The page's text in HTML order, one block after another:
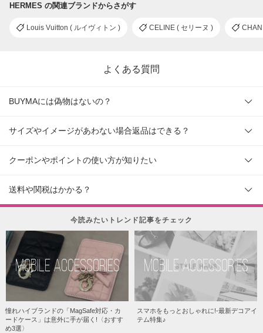
HERMES の関連ブランドからさがす
Louis Vuitton ( ルイヴィトン ) CELINE ( セリーヌ )
よくある質問
BUYMAには偽物はないの？
サイズやイメージがあわない場合返品はできる？
クーポンやポイントの使い方が知りたい
送料や関税はかかる？
今読みたいトレンド記事をチェック
MOBILE ACCESSORIES
憧れハイブランドの「MagSafe対応・カ
ードケース」は意外に手が届く!〈おすす
め3選〉
MOBILE ACCESSORIES
スマホをもっとおしゃれに!-最新デコアイ
テム特集♪